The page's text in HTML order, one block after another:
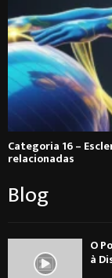
Categoria 16 –
relacionadas
Blog
O
à